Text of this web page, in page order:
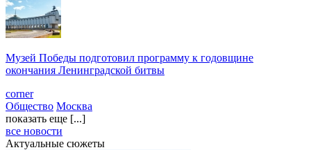
Музей Победы подготовил программу к годовщине
окончания Ленинградской битвы
corner
Общество Москва
показать еще [...]
все новости
Актуальные сюжеты